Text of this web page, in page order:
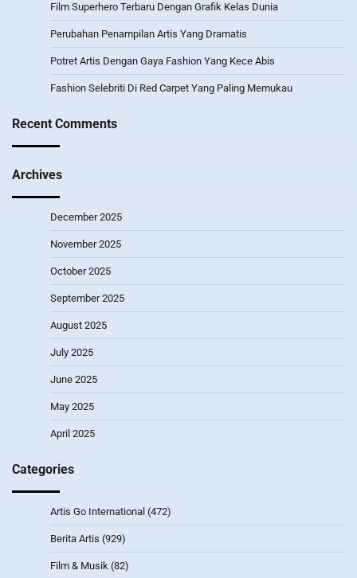
Film Superhero Terbaru Dengan Grafik Kelas Dunia
Perubahan Penampilan Artis Yang Dramatis
Potret Artis Dengan Gaya Fashion Yang Kece Abis
Fashion Selebriti Di Red Carpet Yang Paling Memukau
Recent Comments
Archives
December 2025
November 2025
October 2025
September 2025
August 2025
July 2025
June 2025
May 2025
April 2025
Categories
Artis Go International (472)
Berita Artis (929)
Film & Musik (82)